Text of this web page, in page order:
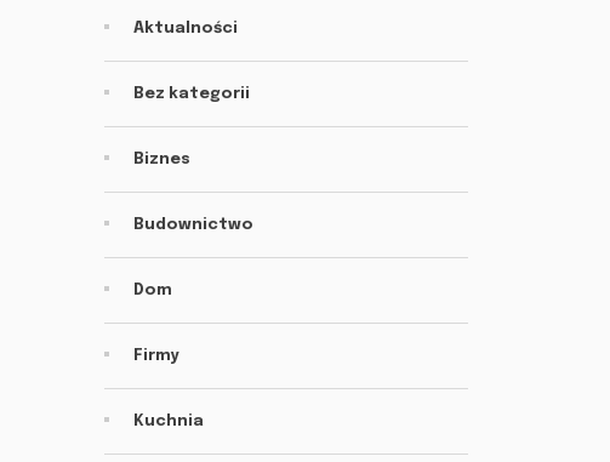
Aktualności
Bez kategorii
Biznes
Budownictwo
Dom
Firmy
Kuchnia